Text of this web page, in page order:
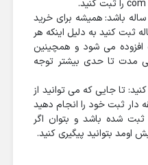
حداقل برای ثبت دامنه 5 ساله باشد: همیشه برای خرید
تان سعی کنید 5 ساله ثبت کنید به دلیل اینکه هر
می شود و همچینین
مدت تا حدی بیشتر توجه
تا جایی که می توانید از
ثبت خود را انجام دهید
شده باشد و بتوان اگر
اومد بتوانید پیگیری کنید.